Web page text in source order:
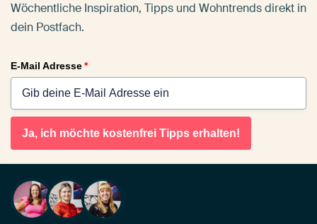
Wöchentliche Inspiration, Tipps und Wohntrends direkt in
dein Postfach.
E-Mail Adresse*
Ja, ich möchte kostenfrei Tipps erhalten!